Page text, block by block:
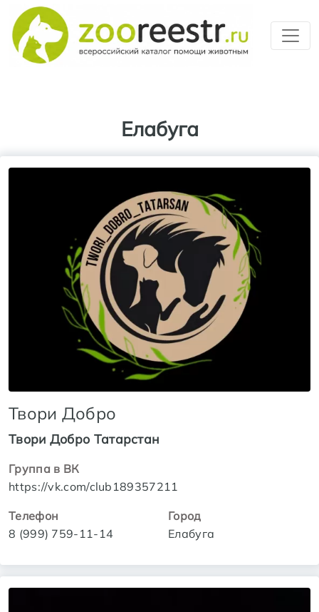
Елабуга
Твори Добро
Твори Добро Татарстан
Группа в ВК
https://vk.com/club189357211
Телефон
8 (999) 759-11-14
Город
Елабуга